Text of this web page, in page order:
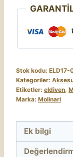
Stok kodu: ELD17-
Kategoriler:
Etiketler: eldiven,
Marka: Molinari
Ek bilgi